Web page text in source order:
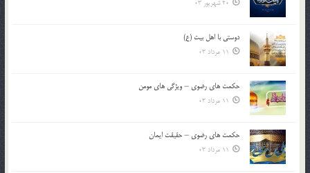
20 شهریور 03
دوستی با اهل بیت (ع)
11 مرداد 03
حکمت های رضوی – ویژگی های مومن
11 مرداد 03
حکمت های رضوی – حقیقت ایمان
11 مرداد 03